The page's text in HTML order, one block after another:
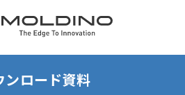
ロード資料